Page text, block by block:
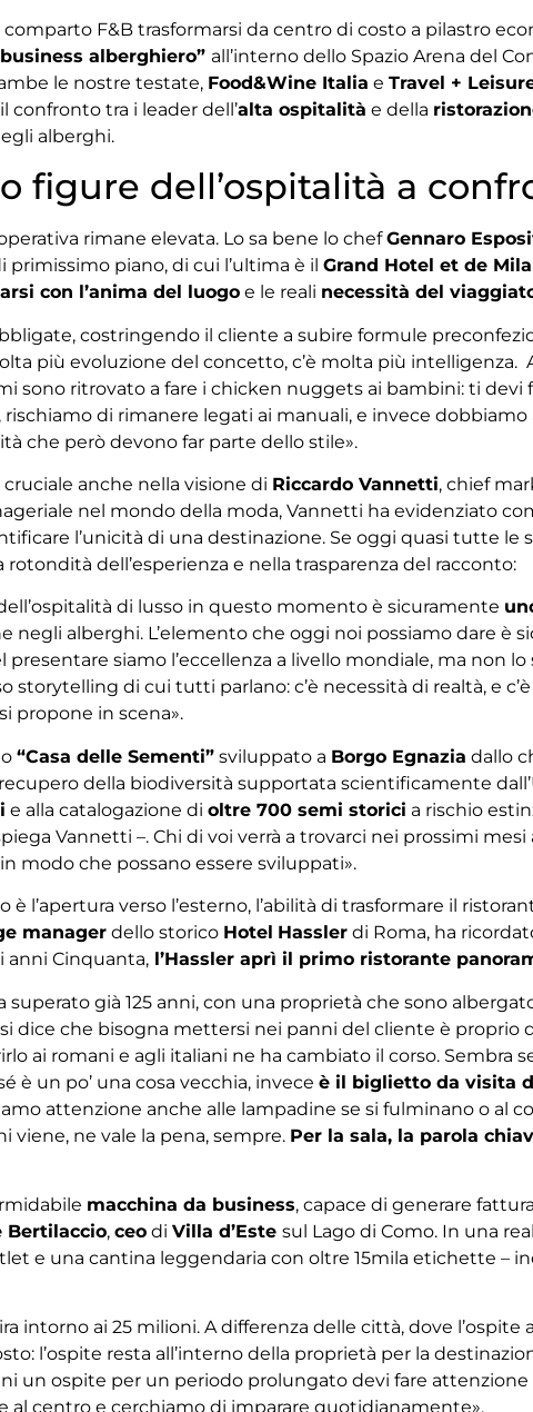
F&B trasformarsi da centro di costo a pilastro
alberghiero” all’interno dello Spazio Arena del
le nostre testate, Food&Wine Italia e Travel +
confronto tra i leader dell’alta ospitalità e della
alberghi.
figure dell’ospitalità a
rimane elevata. Lo sa bene lo chefGennaro
piano, di cui l’ultima è il Grand Hotel et de
con l’anima del luogo e le reali necessità del
costringendo il cliente a subire formule
più evoluzione del concetto, c’è molta più intelligenza.
sono ritrovato a fare i chicken nuggets ai bambini: ti
rischiamo di rimanere legati ai manuali, e invece
che però devono far parte dello stile».
anche nella visione di Riccardo Vannetti, chief
nel mondo della moda, Vannetti ha evidenziato
l’unicità di una destinazione. Se oggi quasi tutte le
dell’esperienza e nella trasparenza del racconto:
di lusso in questo momento è sicuramente
negli alberghi. L’elemento che oggi noi possiamo dare è
siamo l’eccellenza a livello mondiale, ma non
storytelling di cui tutti parlano: c’è necessità di realtà, e
propone in scena».
“Casa delle Sementi” sviluppato a Borgo Egnazia dallo
della biodiversità supportata scientificamente
e alla catalogazione di oltre 700 semi storici a rischio
Vannetti –. Chi di voi verrà a trovarci nei prossimi mesi
modo che possano essere sviluppati».
l’apertura verso l’esterno, l’abilità di trasformare il
manager dello storico Hotel Hassler di Roma, ha
anni Cinquanta, l’Hassler aprì il primo ristorante
già 125 anni, con una proprietà che sono
dice che bisogna mettersi nei panni del cliente è proprio
ai romani e agli italiani ne ha cambiato il corso. Sembra
è un po’ una cosa vecchia, invece è il biglietto da visita
attenzione anche alle lampadine se si fulminano o al
viene, ne vale la pena, sempre. Per la sala, la parola
macchina da business, capace di generare
Bertilaccio, ceo di Villa d’Este sul Lago di Como. In una
e una cantina leggendaria con oltre 15mila etichette –
intorno ai 25 milioni. A differenza delle città, dove
l’ospite resta all’interno della proprietà per la
un ospite per un periodo prolungato devi fare attenzione
al centro e cerchiamo di imparare quotidianamente».